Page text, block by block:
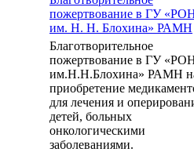
пожертвование в ГУ
им. Н. Н. Блохина» РАМН
Благотворительное
пожертвование в ГУ
им.Н.Н.Блохина» РАМН
приобретение
для лечения и
детей, больных
онкологическими
заболеваниями.